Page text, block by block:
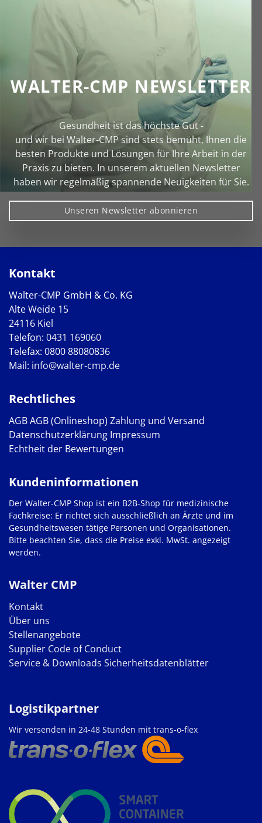
WALTER-CMP NEWSLETTER
Gesundheit ist das höchste Gut -
und wir bei Walter‑CMP sind stets bemüht, Ihnen die
besten Produkte und Lösungen für Ihre Arbeit in der
Praxis zu bieten. In unserem aktuellen Newsletter
haben wir regelmäßig spannende Neuigkeiten für Sie.
Unseren Newsletter abonnieren
Kontakt
Walter-CMP GmbH & Co. KG
Alte Weide 15
24116 Kiel
Telefon: 0431 169060
Telefax: 0800 88080836
Mail: info@walter-cmp.de
Rechtliches
AGBAGB (Onlineshop) Zahlung und Versand
Datenschutzerklärung Impressum
Echtheit der Bewertungen
Walter CMP
Kontakt
Über uns
Stellenangebote
Supplier Code of Conduct
Service & Downloads Sicherheitsdatenblätter
Kundeninformationen
Der Walter-CMP Shop ist ein B2B-Shop für medizinische
Fachkreise: Er richtet sich ausschließlich an Ärzte und im
Gesundheitswesen tätige Personen und Organisationen.
Bitte beachten Sie, dass die Preise exkl. MwSt. angezeigt
werden.
Logistikpartner
Wir versenden in 24-48 Stunden mit trans-o-flex